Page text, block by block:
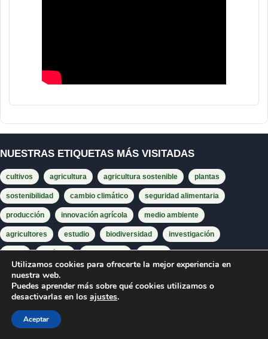
NUESTRAS ETIQUETAS MÁS VISITADAS
cultivos agricultura agricultura sostenible plantas
sostenibilidad cambio climático seguridad alimentaria
producción innovación agrícola medio ambiente
agricultores estudio biodiversidad investigación
producción agrícola
rendimiento tecnología agrícola
soja
Utilizamos cookies para ofrecerte la mejor experiencia en
nuestra web.
Puedes aprender más sobre qué cookies utilizamos o
desactivarlas en los ajustes.
Aceptar